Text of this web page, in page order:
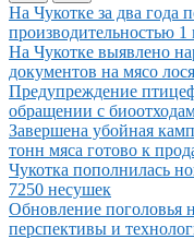
Иллюстрация новости
На Чукотке за два года
производительностью
Иллюстрация новости
На Чукотке выявлено
документов на мясо лося
Иллюстрация новости
Предупреждение
обращении с
Иллюстрация новости
Завершена убойная
тонн мяса готово к
Иллюстрация новости
Чукотка пополнилась
7250 несушек
Иллюстрация новости
Обновление поголовья
перспективы и